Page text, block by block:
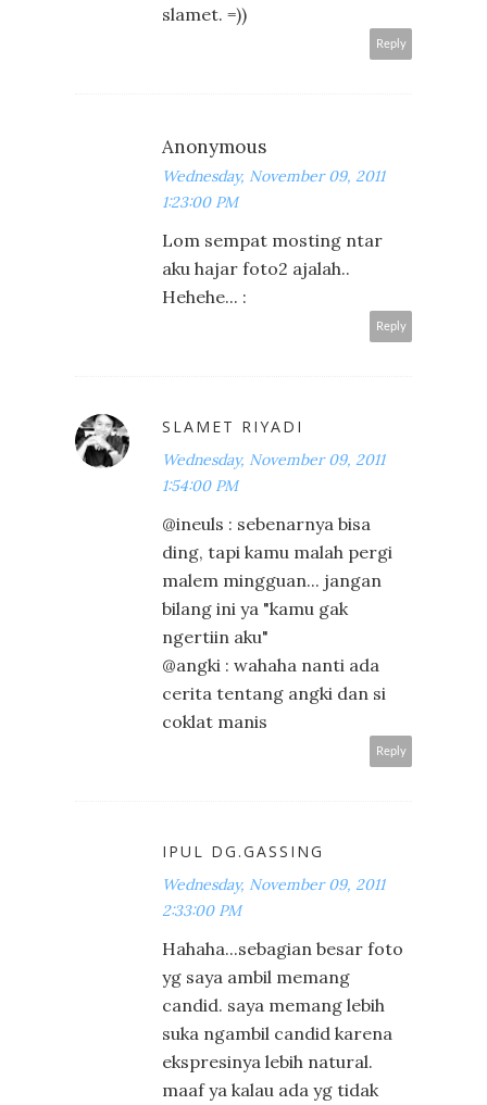
slamet. =))
Reply
Anonymous
Wednesday, November 09, 2011
1:23:00 PM
Lom sempat mosting ntar
aku hajar foto2 ajalah..
Hehehe... :
Reply
SLAMET RIYADI
Wednesday, November 09, 2011
1:54:00 PM
@ineuls : sebenarnya bisa
ding, tapi kamu malah pergi
malem mingguan... jangan
bilang ini ya "kamu gak
ngertiin aku"
@angki : wahaha nanti ada
cerita tentang angki dan si
coklat manis
Reply
IPUL DG.GASSING
Wednesday, November 09, 2011
2:33:00 PM
Hahaha...sebagian besar foto
yg saya ambil memang
candid. saya memang lebih
suka ngambil candid karena
ekspresinya lebih natural.
maaf ya kalau ada yg tidak